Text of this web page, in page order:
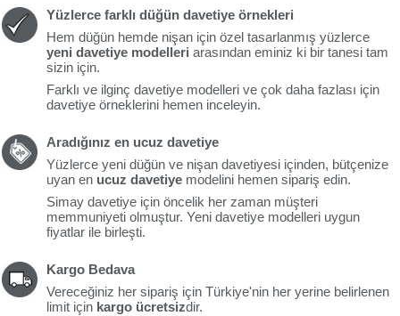
Yüzlerce farklı düğün davetiye örnekleri
Hem düğün hemde nişan için özel tasarlanmış yüzlerce
yeni davetiye modelleri arasından eminiz ki bir tanesi tam
sizin için.
Farklı ve ilginç davetiye modelleri ve çok daha fazlası için
davetiye örneklerini hemen inceleyin.
Aradığınız en ucuz davetiye
Yüzlerce yeni düğün ve nişan davetiyesi içinden, bütçenize
uyan en ucuz davetiye modelini hemen sipariş edin.
Simay davetiye için öncelik her zaman müşteri
memmuniyeti olmuştur. Yeni davetiye modelleri uygun
fiyatlar ile birleşti.
Kargo Bedava
Vereceğiniz her sipariş için Türkiye'nin her yerine belirlenen
limit için kargo ücretsizdir.